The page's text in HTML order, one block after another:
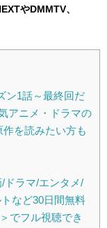
やDMMTV、
ン1話～最終回だ
アニメ・ドラマの
を読みたい方も
ラマ/エンタメ/
など30日間無料
でフル視聴でき